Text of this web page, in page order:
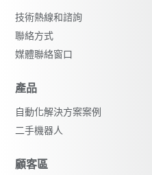
技術熱線和諮詢
聯絡方式
媒體聯絡窗口
產品
自動化解決方案案例
二手機器人
顧客區